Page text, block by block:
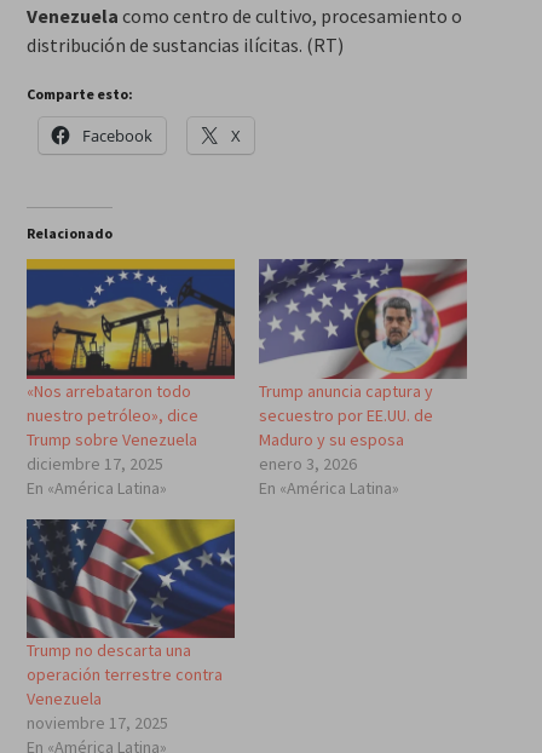
Venezuela como centro de cultivo, procesamiento o
distribución de sustancias ilícitas. (RT)
Comparte esto:
Facebook X
Relacionado
«Nos arrebataron todo
nuestro petróleo», dice
Trump sobre Venezuela
diciembre 17, 2025
En «América Latina»
Trump anuncia captura y
secuestro por EE.UU. de
Maduro y su esposa
enero 3, 2026
En «América Latina»
Trump no descarta una
operación terrestre contra
Venezuela
noviembre 17, 2025
En «América Latina»